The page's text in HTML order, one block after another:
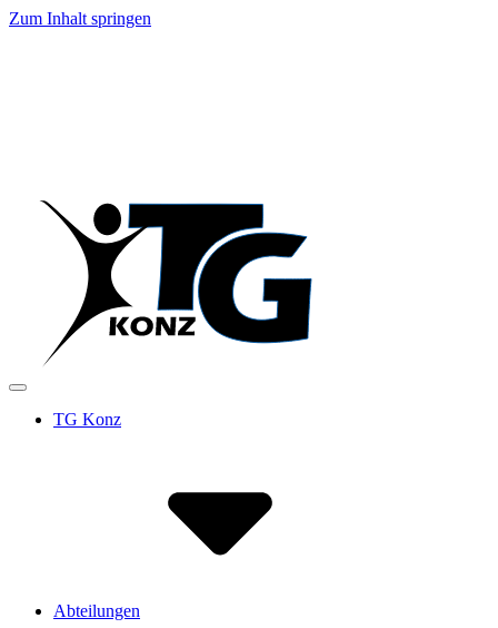
Zum Inhalt springen
TG Konz
Abteilungen